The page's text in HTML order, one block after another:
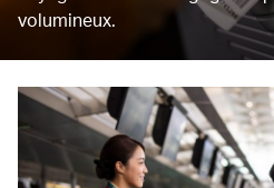
volumineux.